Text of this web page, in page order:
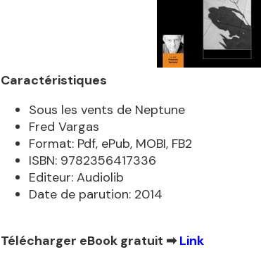
Caractéristiques
Sous les vents de Neptune
Fred Vargas
Format: Pdf, ePub, MOBI, FB2
ISBN: 9782356417336
Editeur: Audiolib
Date de parution: 2014
Télécharger eBook gratuit ➡Link